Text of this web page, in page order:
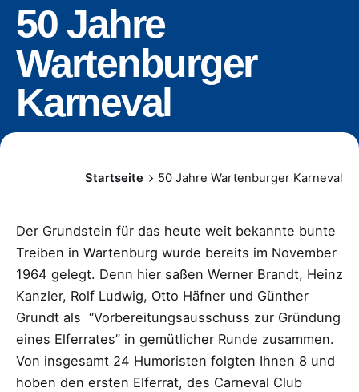
50 Jahre
Wartenburger
Karneval
Startseite 50 Jahre Wartenburger Karneval
Der Grundstein für das heute weit bekannte bunte
Treiben in Wartenburg wurde bereits im November
1964 gelegt. Denn hier saßen Werner Brandt, Heinz
Kanzler, Rolf Ludwig, Otto Häfner und Günther
Grundt als “Vorbereitungsausschuss zur Gründung
eines Elferrates” in gemütlicher Runde zusammen.
Von insgesamt 24 Humoristen folgten Ihnen 8 und
hoben den ersten Elferrat, des Carneval Club